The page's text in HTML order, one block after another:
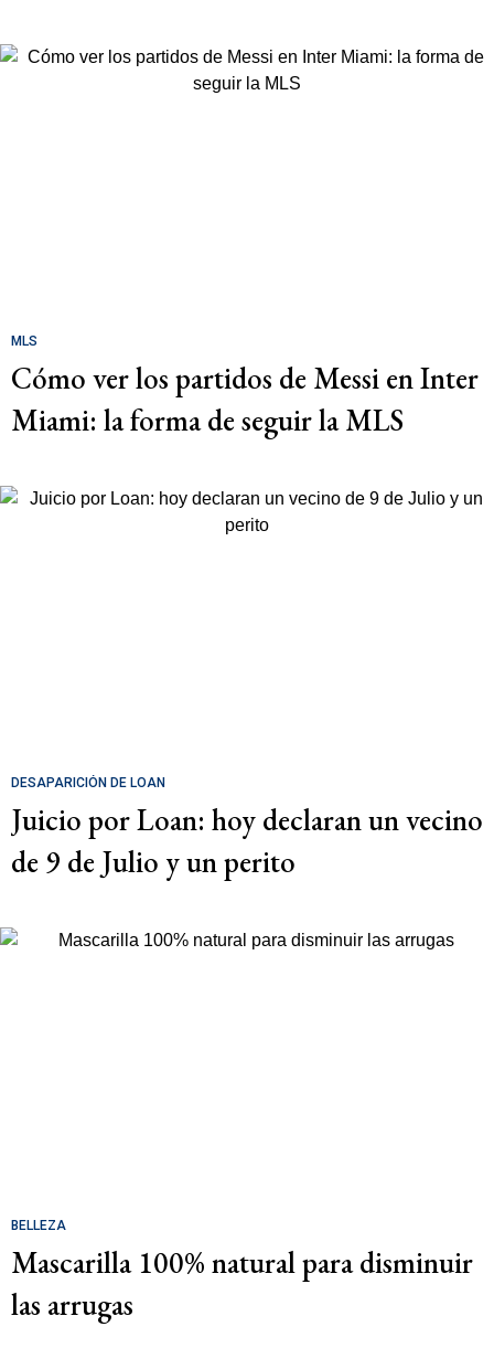
MLS
Cómo ver los partidos de Messi en Inter
Miami: la forma de seguir la MLS
DESAPARICIÓN DE LOAN
Juicio por Loan: hoy declaran un vecino
de 9 de Julio y un perito
BELLEZA
Mascarilla 100% natural para disminuir
las arrugas